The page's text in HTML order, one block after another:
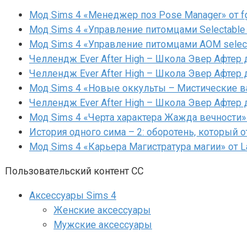
Мод Sims 4 «Менеджер поз Pose Manager» от
Мод Sims 4 «Управление питомцами
Мод Sims 4 «Управление питомцами AOM
Челлендж Ever After High – Школа Эвер Афтер
Челлендж Ever After High – Школа Эвер Афтер
Мод Sims 4 «Новые оккульты – Мистические
Челлендж Ever After High – Школа Эвер Афтер
Мод Sims 4 «Черта характера Жажда
История одного сима – 2: оборотень, который
Мод Sims 4 «Карьера Магистратура магии» от
Пользовательский контент СС
Аксессуары Sims 4
Женские аксессуары
Мужские аксессуары